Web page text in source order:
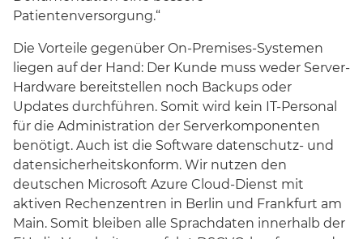
Patientenversorgung.“
Die Vorteile gegenüber On-Premises-Systemen
liegen auf der Hand: Der Kunde muss weder Server-
Hardware bereitstellen noch Backups oder
Updates durchführen. Somit wird kein IT-Personal
für die Administration der Serverkomponenten
benötigt. Auch ist die Software datenschutz- und
datensicherheitskonform. Wir nutzen den
deutschen Microsoft Azure Cloud-Dienst mit
aktiven Rechenzentren in Berlin und Frankfurt am
Main. Somit bleiben alle Sprachdaten innerhalb der